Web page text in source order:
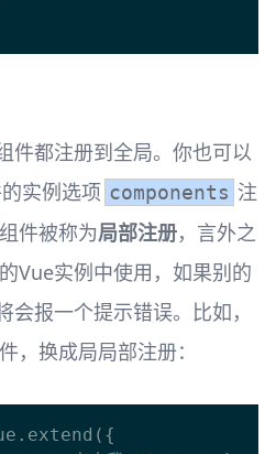
件都注册到全局。你也可以
实例选项 components 注
件被称为局部注册，言外之
Vue实例中使用，如果别的
报一个提示错误。比如，
，换成局局部注册：